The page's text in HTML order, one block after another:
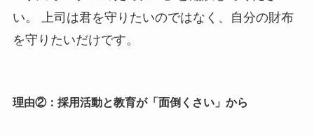
い。 上司は君を守りたいのではなく、自分の財布
を守りたいだけです。
理由②：採用活動と教育が「面倒くさい」から